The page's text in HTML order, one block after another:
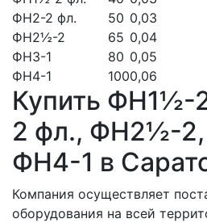
ФН2-2 фл.
50 0,03
ФН2½-2
65 0,04
ФН3-1
80 0,05
ФН4-1
1000,06
Купить ФН1½-
2 фл., ФН2½-
ФН4-1 в
Компания осуществляет
оборудования на всей